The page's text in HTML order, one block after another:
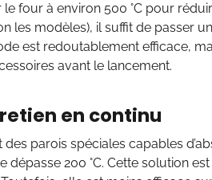
four à environ 500 °C pour
les modèles), il suffit de passer
est redoutablement efficace,
avant le lancement.
en continu
des parois spéciales capables
dépasse 200 °C. Cette solution